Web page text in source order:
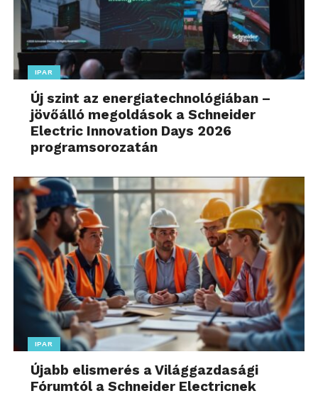
IPAR
Új szint az energiatechnológiában –
jövőálló megoldások a Schneider
Electric Innovation Days 2026
programsorozatán
IPAR
Újabb elismerés a Világgazdasági
Fórumtól a Schneider Electricnek